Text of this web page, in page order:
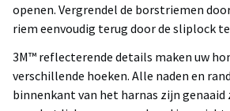
openen. Vergrendel de borstriemen
riem eenvoudig terug door de sliplock
3M™ reflecterende details maken uw
verschillende hoeken. Alle naden en
binnenkant van het harnas zijn genaaid